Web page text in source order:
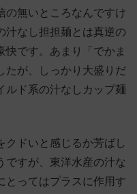
の無いところなんですけ
なし担担麺とは真逆の
です。あまり「でかま
たが、しっかり大盛りだ
ルド系の汁なしカップ麺
クドいと感じるか芳ばし
ですが、東洋水産の汁な
とってはプラスに作用す